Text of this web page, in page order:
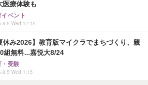
医療体験も
ベント
Wed 17:15
休み2026】教育版マイクラでまちづくり、親
組無料...嘉悦大8/24
・受験
Wed 1:15